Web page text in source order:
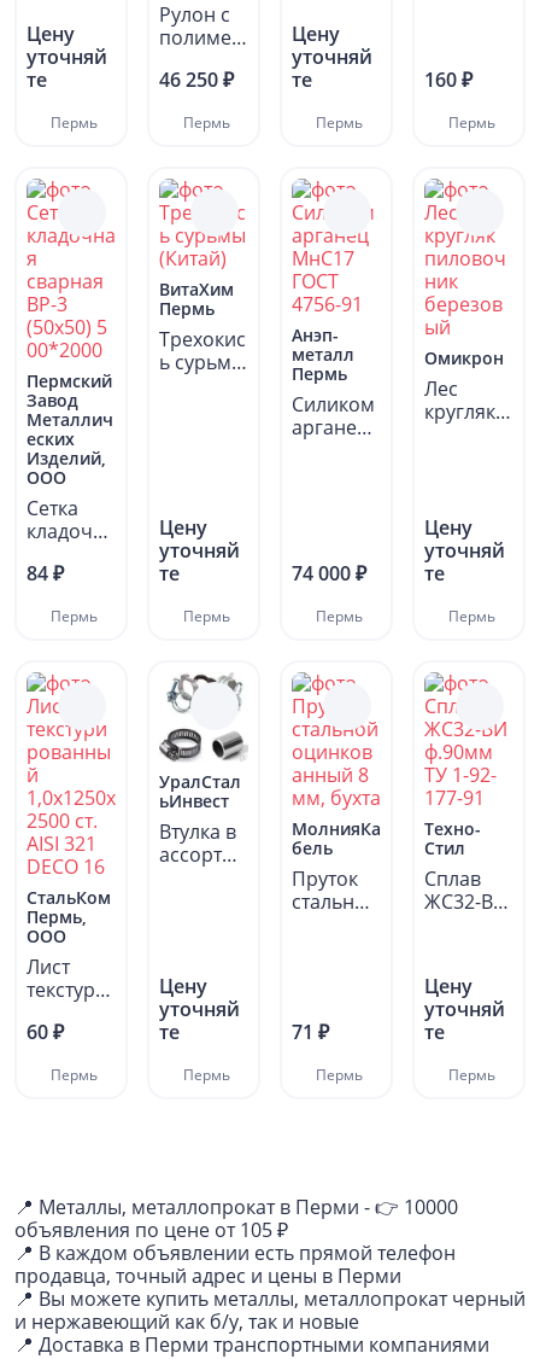
Цену
уточняй
те
Пермь
Рулон с
полимер
покрыти
0.45х125
46 250 ₽
Пермь
Цену
уточняй
те
Пермь
160 ₽
Пермь
Пермский
Завод
Металлич
еских
Изделий,
ООО
Сетка
кладочна
сварная
(50х50) 5
.
84 ₽
Пермь
ВитаХим
Пермь
Трехокис
ь сурьмы
Цену
уточняй
те
Пермь
Анэп-
металл
Пермь
Силиком
арганец
74 000 ₽
Пермь
Омикрон
Лес
кругляк
Цену
уточняй
те
Пермь
СтальКом
Пермь,
ООО
Лист
текстури
й
2500...
60 ₽
Пермь
УралСтал
ьИнвест
Втулка в
ассортим
Цену
уточняй
те
Пермь
МолнияКа
бель
Пруток
стальной
71 ₽
Пермь
Техно-
Стил
Сплав
ЖС32-ВИ
Цену
уточняй
те
Пермь
📍 Металлы, металлопрокат в Перми - 👉 10000
объявления по цене от 105 ₽
📍 В каждом объявлении есть прямой телефон
продавца, точный адрес и цены в Перми
📍 Вы можете купить металлы, металлопрокат черный
и нержавеющий как б/у, так и новые
📍 Доставка в Перми транспортными компаниями